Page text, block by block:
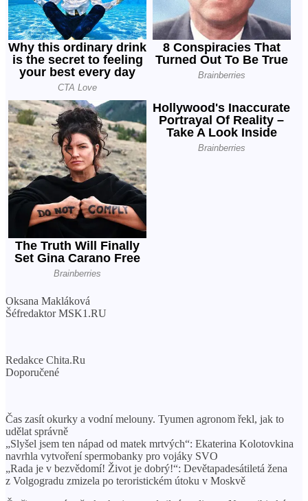
Oksana Makláková
Šéfredaktor MSK1.RU
Redakce Chita.Ru
Doporučené
Čas zasít okurky a vodní melouny. Tyumen agronom řekl, jak to
udělat správně
„Slyšel jsem ten nápad od matek mrtvých“: Ekaterina Kolotovkina
navrhla vytvoření spermobanky pro vojáky SVO
„Rada je v bezvědomí! Život je dobrý!“: Devětapadesátiletá žena
z Volgogradu zmizela po teroristickém útoku v Moskvě